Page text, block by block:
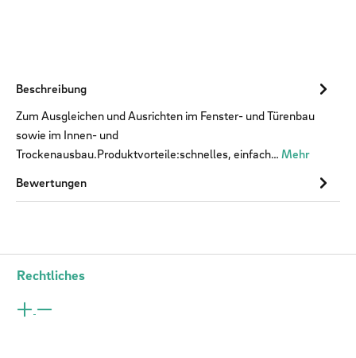
Beschreibung
Zum Ausgleichen und Ausrichten im Fenster- und Türenbau
sowie im Innen- und
Trockenausbau.Produktvorteile:schnelles, einfach… Mehr
Bewertungen
Rechtliches